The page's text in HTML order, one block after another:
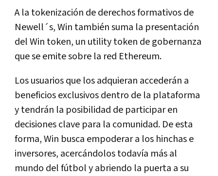
A la tokenización de derechos formativos de
Newell´s, Win también suma la presentación
del Win token, un utility token de gobernanza
que se emite sobre la red Ethereum.
Los usuarios que los adquieran accederán a
beneficios exclusivos dentro de la plataforma
y tendrán la posibilidad de participar en
decisiones clave para la comunidad. De esta
forma, Win busca empoderar a los hinchas e
inversores, acercándolos todavía más al
mundo del fútbol y abriendo la puerta a su